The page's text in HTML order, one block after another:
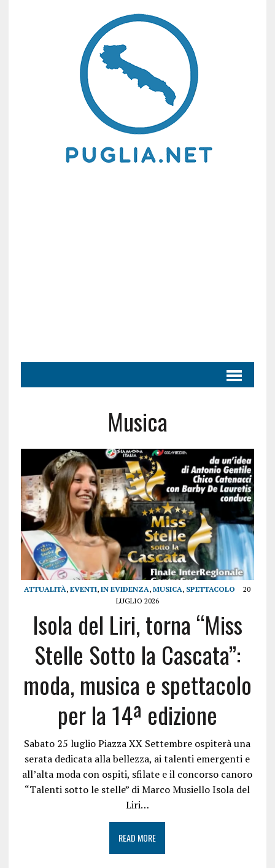
Musica
ATTUALITÀ,EVENTI,IN EVIDENZA,MUSICA, SPETTACOLO
20
LUGLIO 2026
Isola del Liri, torna “Miss
Stelle Sotto la Cascata”:
moda, musica e spettacolo
per la 14ª edizione
Sabato 25 luglio Piazza XX Settembre ospiterà una
serata dedicata alla bellezza, ai talenti emergenti e
all’alta moda con ospiti, sfilate e il concorso canoro
“Talenti sotto le stelle” di Marco Musiello Isola del
Liri…
READ MORE